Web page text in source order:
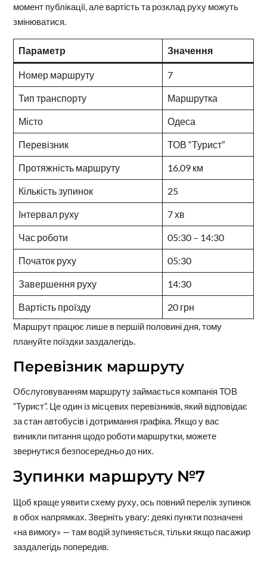
момент публікації, але вартість та розклад руху можуть
змінюватися.
Параметр Значення
Номер маршруту 7
Тип транспорту Маршрутка
Місто Одеса
Перевізник ТОВ “Турист”
Протяжність маршруту 16.09 км
Кількість зупинок 25
Інтервал руху 7 хв
Час роботи 05:30 – 14:30
Початок руху 05:30
Завершення руху 14:30
Вартість проїзду 20 грн
Маршрут працює лише в першій половині дня, тому
плануйте поїздки заздалегідь.
Перевізник маршруту
Обслуговуванням маршруту займається компанія ТОВ
“Турист”. Це один із місцевих перевізників, який відповідає
за стан автобусів і дотримання графіка. Якщо у вас
виникли питання щодо роботи маршрутки, можете
звернутися безпосередньо до них.
Зупинки маршруту №7
Щоб краще уявити схему руху, ось повний перелік зупинок
в обох напрямках. Зверніть увагу: деякі пункти позначені
«на вимогу» — там водій зупиняється, тільки якщо пасажир
заздалегідь попередив.